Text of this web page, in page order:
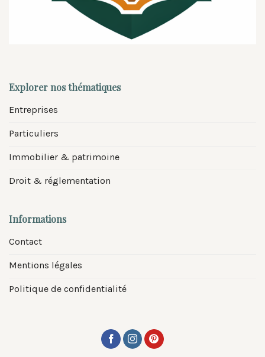
Explorer nos thématiques
Entreprises
Particuliers
Immobilier & patrimoine
Droit & réglementation
Informations
Contact
Mentions légales
Politique de confidentialité